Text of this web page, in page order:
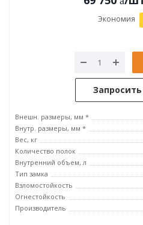
Экономия
Внешн. размеры, мм *
Внутр. размеры, мм *
Вес, кг
Количество полок
Внутренний объем, л
Тип замка
Взломостойкость
Огнестойкость
Производитель